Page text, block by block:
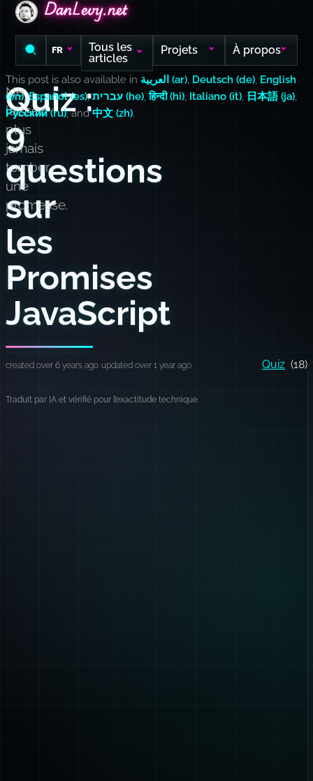
DanLevy.net
DanLevy.net
DanLevy.net
FR
Tous les
articles
Projets À propos
Quiz :
9
questions
sur
les
Promises
JavaScript
Ne
laissez
plus
jamais
tomber
une
promesse.
This post is also available in العربية (ar), Deutsch (de), English
(en),Español (es), עברית (he),हिन्दी (hi), Italiano (it), 日本語 (ja),
Русский (ru), and中文 (zh).
created over 6 years ago updated over 1 year ago Quiz (18)
Traduit par IA et vérifié pour l’exactitude technique.